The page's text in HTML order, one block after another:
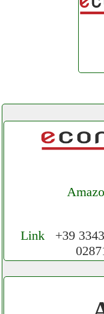
Cerchiamo
Network 3.000
Link+39